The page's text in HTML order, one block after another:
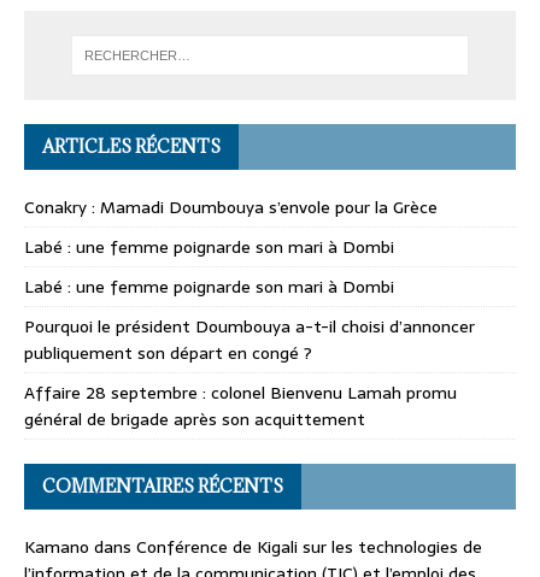
ARTICLES RÉCENTS
Conakry : Mamadi Doumbouya s’envole pour la Grèce
Labé : une femme poignarde son mari à Dombi
Labé : une femme poignarde son mari à Dombi
Pourquoi le président Doumbouya a-t-il choisi d’annoncer
publiquement son départ en congé ?
Affaire 28 septembre : colonel Bienvenu Lamah promu
général de brigade après son acquittement
COMMENTAIRES RÉCENTS
Kamano dans Conférence de Kigali sur les technologies de